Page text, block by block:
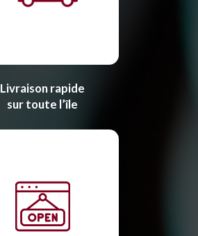
Livraison rapide
sur toute l’île